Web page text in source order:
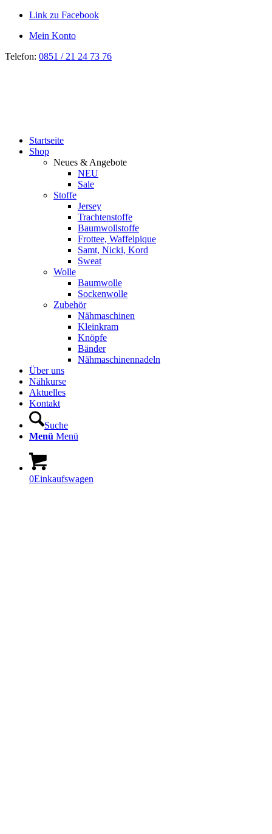
Link zu Facebook
Mein Konto
Telefon: 0851 / 21 24 73 76
Startseite
Shop
Neues & Angebote
NEU
Sale
Stoffe
Jersey
Trachtenstoffe
Baumwollstoffe
Frottee, Waffelpique
Samt, Nicki, Kord
Sweat
Wolle
Baumwolle
Sockenwolle
Zubehör
Nähmaschinen
Kleinkram
Knöpfe
Bänder
Nähmaschinennadeln
Über uns
Nähkurse
Aktuelles
Kontakt
Suche
Menü Menü
0Einkaufswagen